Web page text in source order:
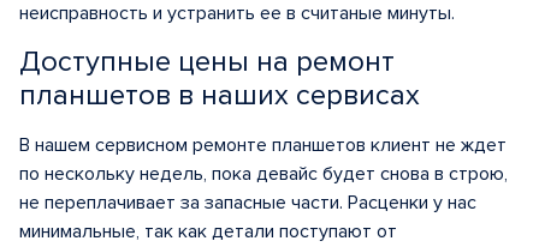
неисправность и устранить ее в считаные минуты.
Доступные цены на ремонт
планшетов в наших сервисах
В нашем сервисном ремонте планшетов клиент не ждет
по нескольку недель, пока девайс будет снова в строю,
не переплачивает за запасные части. Расценки у нас
минимальные, так как детали поступают от